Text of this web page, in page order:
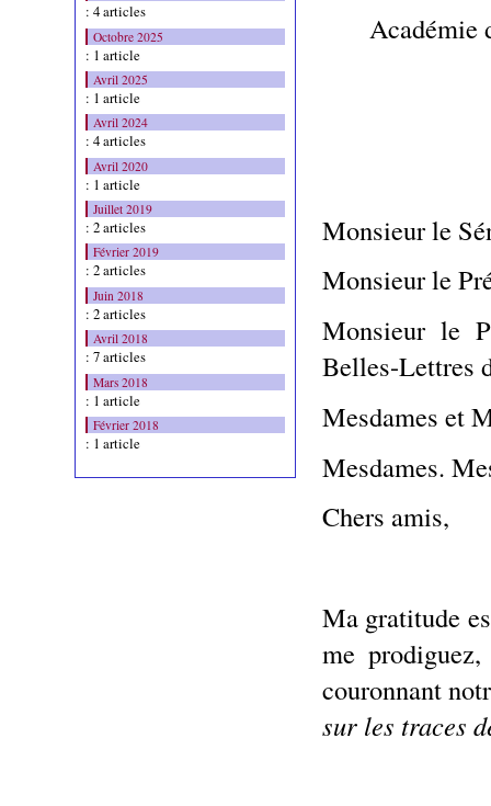
: 4 articles
Octobre 2025
: 1 article
Avril 2025
: 1 article
Avril 2024
: 4 articles
Avril 2020
: 1 article
Juillet 2019
: 2 articles
Février 2019
: 2 articles
Juin 2018
: 2 articles
Avril 2018
: 7 articles
Mars 2018
: 1 article
Février 2018
: 1 article
Académie
Monsieur le
Monsieur le
Monsieur le
Belles-Lettres
Mesdames et
Mesdames.
Chers amis,
Ma gratitude
me
couronnant
sur les traces